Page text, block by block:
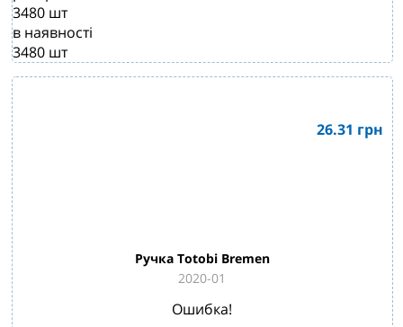
3480 шт
в наявності
3480 шт
26.31 грн
Ручка Totobi Bremen
2020-01
Ошибка!